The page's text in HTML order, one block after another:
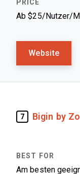
Ab $25/Nutzer/
Website
7 Bigin by
Am besten